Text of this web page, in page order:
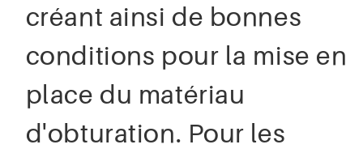
créant ainsi de bonnes
conditions pour la mise en
place du matériau
d'obturation. Pour les